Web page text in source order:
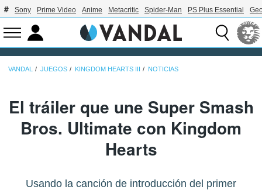
Sony Prime Video Anime Metacritic Spider-Man PS Plus Essential
VANDAL JUEGOS KINGDOM HEARTS III NOTICIAS
El tráiler que une Super Smash
Bros. Ultimate con Kingdom
Hearts
Usando la canción de introducción del primer